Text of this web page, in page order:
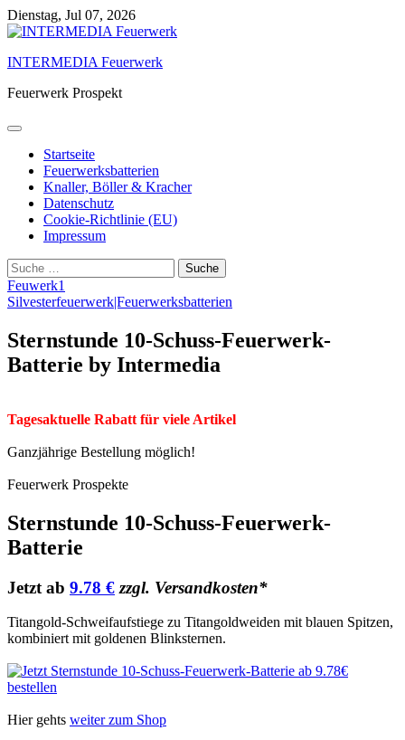
Skip
to
Dienstag, Jul 07, 2026
INTERMEDIA Feuerwerk
Feuerwerk Prospekt
Startseite
Feuerwerksbatterien
Knaller, Böller & Kracher
Datenschutz
Cookie-Richtlinie (EU)
Impressum
Suche
nach:
Feuwerk1
Silvesterfeuerwerk|Feuerwerksbatterien
Sternstunde 10-Schuss-Feuerwerk-
Batterie by Intermedia
Tagesaktuelle Rabatt für viele Artikel
Ganzjährige Bestellung möglich!
Feuerwerk Prospekte
Sternstunde 10-Schuss-Feuerwerk-
Batterie
Jetzt ab 9.78 € zzgl. Versandkosten*
Titangold-Schweifaufstiege zu Titangoldweiden mit blauen Spitzen,
kombiniert mit goldenen Blinksternen.
Hier gehts weiter zum Shop